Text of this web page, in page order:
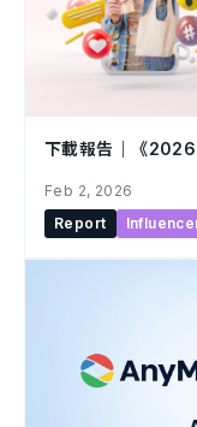
下載報告｜《2026
Feb 2, 2026
Report